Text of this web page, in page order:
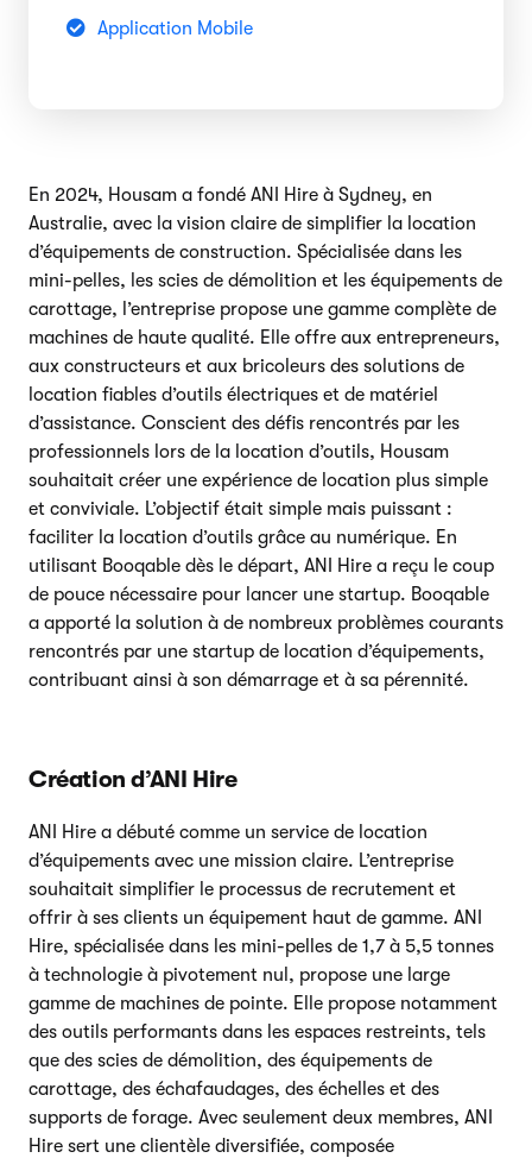
Application Mobile
En 2024, Housam a fondé ANI Hire à Sydney, en
Australie, avec la vision claire de simplifier la location
d’équipements de construction. Spécialisée dans les
mini-pelles, les scies de démolition et les équipements de
carottage, l’entreprise propose une gamme complète de
machines de haute qualité. Elle offre aux entrepreneurs,
aux constructeurs et aux bricoleurs des solutions de
location fiables d’outils électriques et de matériel
d’assistance. Conscient des défis rencontrés par les
professionnels lors de la location d’outils, Housam
souhaitait créer une expérience de location plus simple
et conviviale. L’objectif était simple mais puissant :
faciliter la location d’outils grâce au numérique. En
utilisant Booqable dès le départ, ANI Hire a reçu le coup
de pouce nécessaire pour lancer une startup. Booqable
a apporté la solution à de nombreux problèmes courants
rencontrés par une startup de location d’équipements,
contribuant ainsi à son démarrage et à sa pérennité.
Création d’ANI Hire
ANI Hire a débuté comme un service de location
d’équipements avec une mission claire. L’entreprise
souhaitait simplifier le processus de recrutement et
offrir à ses clients un équipement haut de gamme. ANI
Hire, spécialisée dans les mini-pelles de 1,7 à 5,5 tonnes
à technologie à pivotement nul, propose une large
gamme de machines de pointe. Elle propose notamment
des outils performants dans les espaces restreints, tels
que des scies de démolition, des équipements de
carottage, des échafaudages, des échelles et des
supports de forage. Avec seulement deux membres, ANI
Hire sert une clientèle diversifiée, composée